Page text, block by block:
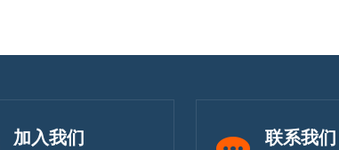
加入我们 联系我们